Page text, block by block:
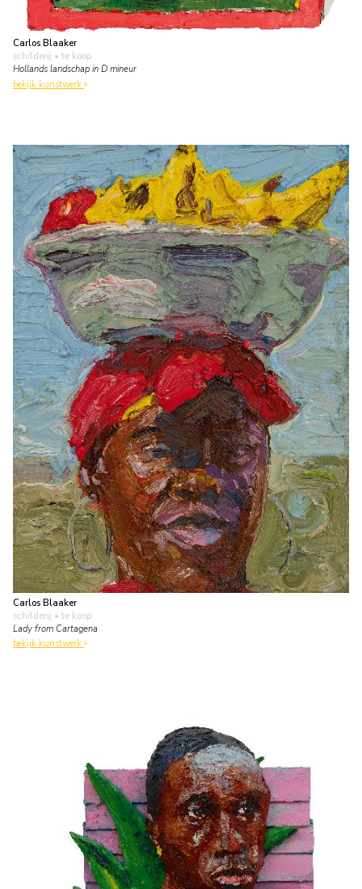
Carlos Blaaker
schilderij • te koop
Hollands landschap in D mineur
bekijk kunstwerk
Carlos Blaaker
schilderij • te koop
Lady from Cartagena
bekijk kunstwerk